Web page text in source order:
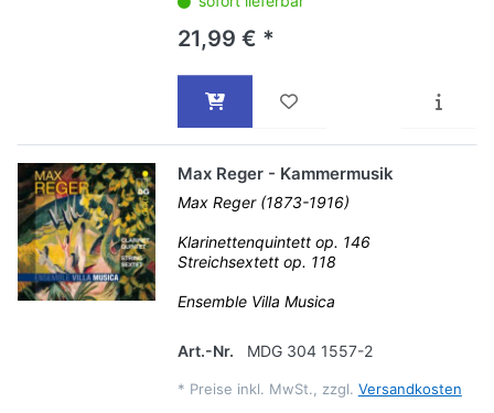
21,99 € *
Max Reger - Kammermusik
Max Reger (1873-1916)
Klarinettenquintett op. 146
Streichsextett op. 118
Ensemble Villa Musica
Art.-Nr. MDG 304 1557-2
* Preise inkl. MwSt., zzgl. Versandkosten